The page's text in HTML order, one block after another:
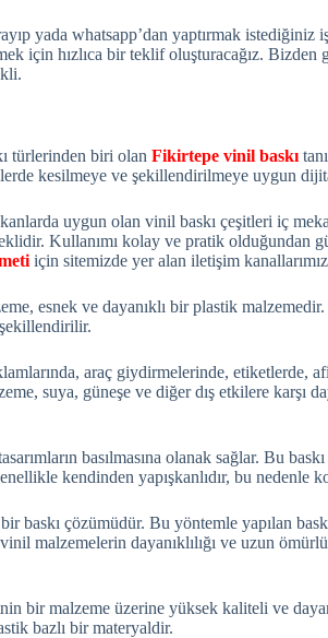
yada whatsapp’dan yaptırmak
için hızlıca bir teklif oluşturacağız. Bizden
türlerinden biri olan Fikirtepe vinil baskı
kesilmeye ve şekillendirilmeye uygun
uygun olan vinil baskı çeşitleri iç
Kullanımı kolay ve pratik olduğundan
için sitemizde yer alan iletişim
esnek ve dayanıklı bir plastik
şekillendirilir.
araç giydirmelerinde, etiketlerde,
suya, güneşe ve diğer dış etkilere karşı
basılmasına olanak sağlar. Bu
kendinden yapışkanlıdır, bu nedenle
baskı çözümüdür. Bu yöntemle yapılan
malzemelerin dayanıklılığı ve uzun
bir malzeme üzerine yüksek kaliteli ve
bazlı bir materyaldir.